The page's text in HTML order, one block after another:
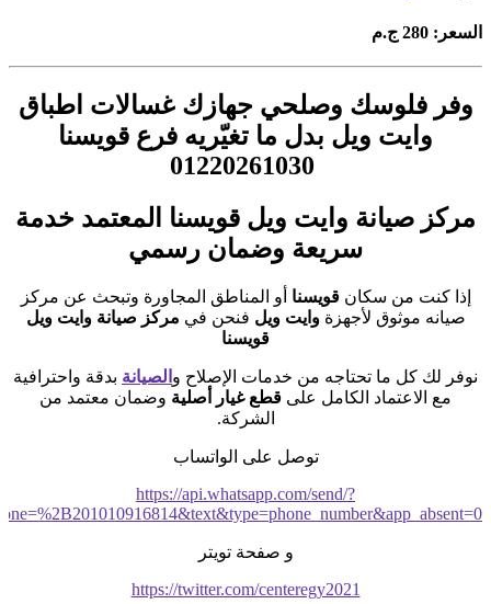
السعر: 280 ج.م
وفر فلوسك وصلحي جهازك غسالات اطباق
وايت ويل بدل ما تغيّريه فرع قويسنا
مركز صيانة وايت ويل قويسنا المعتمد خدمة
سريعة وضمان رسمي
إذا كنت من سكانقويسنا أو المناطق المجاورة وتبحث عن مركز
صيانه موثوق لأجهزةوايت ويل فنحن في مركز صيانة وايت ويل
قويسنا
نوفر لك كل ما تحتاجه من خدمات الإصلاح و الصيانة بدقة واحترافية
مع الاعتماد الكامل على قطع غيار أصلية وضمان معتمد من
الشركة.
توصل على الواتساب
https://api.whatsapp.com/send/?
و صفحة تويتر
https://twitter.com/centeregy2021